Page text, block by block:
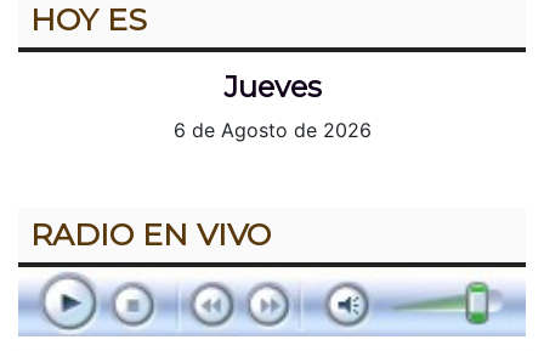
HOY ES
Jueves
6 de Agosto de 2026
RADIO EN VIVO